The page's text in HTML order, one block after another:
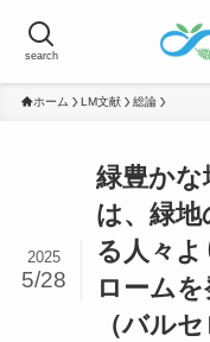
search
ホーム LM文献 総論
緑豊かな
は、緑
る人々
ローム
（バル
2025
5/28